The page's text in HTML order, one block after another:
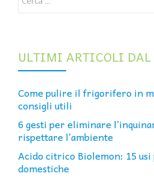
ULTIMI ARTICOLI DAL
Come pulire il frigorifero in
consigli utili
6 gesti per eliminare
rispettare l’ambiente
Acido citrico Biolemon: 15
domestiche